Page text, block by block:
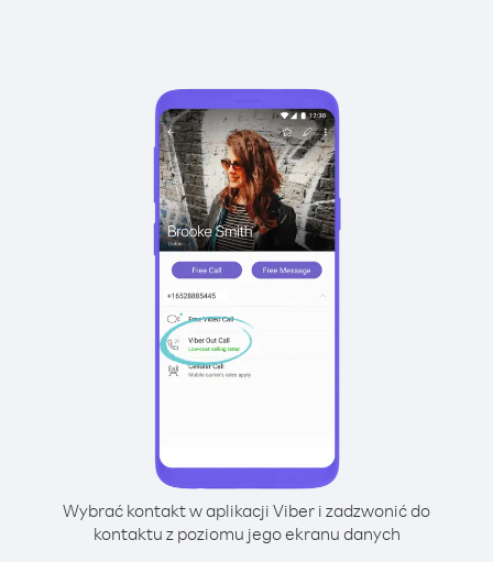
Wybrać kontakt w aplikacji Viber i zadzwonić do
kontaktu z poziomu jego ekranu danych